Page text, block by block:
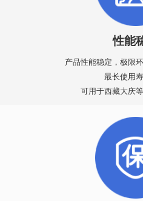
性能
产品性能稳定，极限
最长使用
可用于西藏大庆